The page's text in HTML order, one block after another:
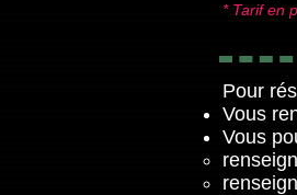
​* Tarif en
Pour
Vous
Vous